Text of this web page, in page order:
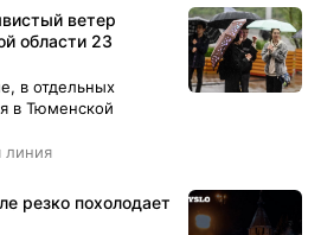
– дожди
воскресного
местами будут
обильных осадков
во вторник. За эти
может
что
2/3 от нормы
обычная для
в понедельник
ветер
области 23
в отдельных
в Тюменской
линия
резко похолодает